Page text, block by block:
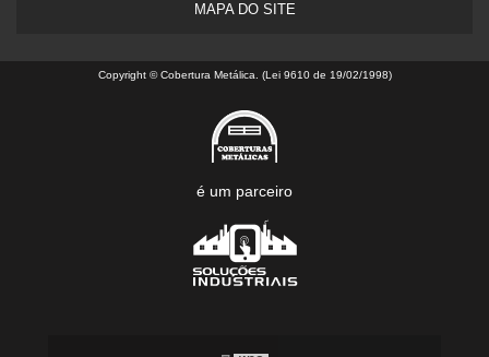
MAPA DO SITE
Copyright © Cobertura Metálica. (Lei 9610 de 19/02/1998)
é um parceiro